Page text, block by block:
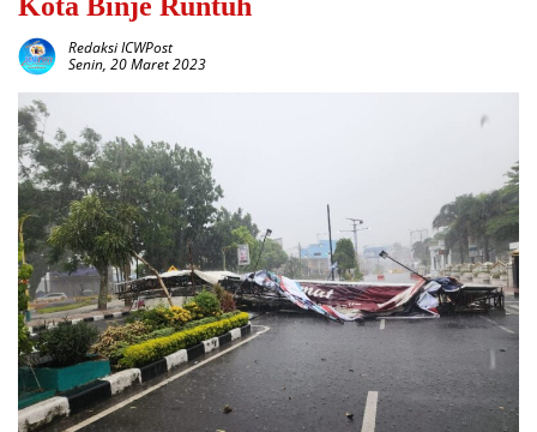
Redaksi ICWPost
Senin, 20 Maret 2023